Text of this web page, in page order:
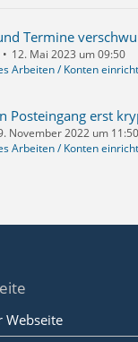
12. Mai 2023 um 09:50
Arbeiten / Konten
November 2022 um 11:50
Arbeiten / Konten
Webseite